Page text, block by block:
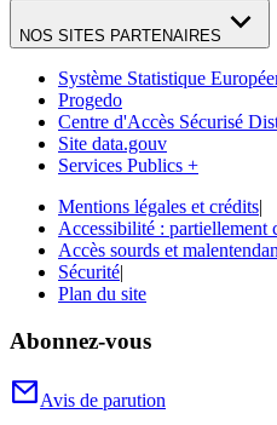
NOS SITES PARTENAIRES
Système Statistique
Progedo
Centre d'Accès Sécurisé
Site data.gouv
Services Publics +
Mentions légales et crédits|
Accessibilité : partiellement
Accès sourds et
Sécurité|
Plan du site
Abonnez-vous
Avis de parution